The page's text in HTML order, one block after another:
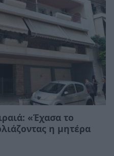
«Έχασα το
η μητέρα